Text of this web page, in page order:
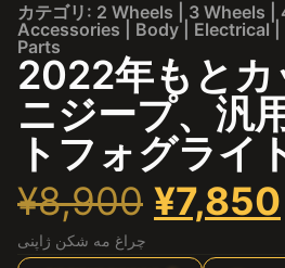
カテゴリ: 2 Wheels 3 Wheels
Accessories
Body| Electrical|
Parts
2022年もとカ
ニジープ、汎
トフォグライ
¥8,900 ¥7,850
چراغ مه شکن ژاپنی